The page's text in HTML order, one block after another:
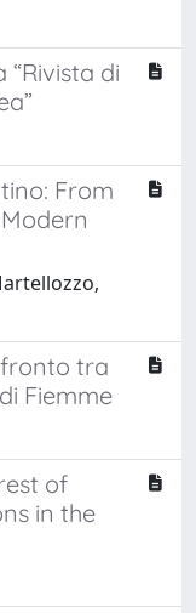
“Rivista di
From
tra
Fiemme
of
in the